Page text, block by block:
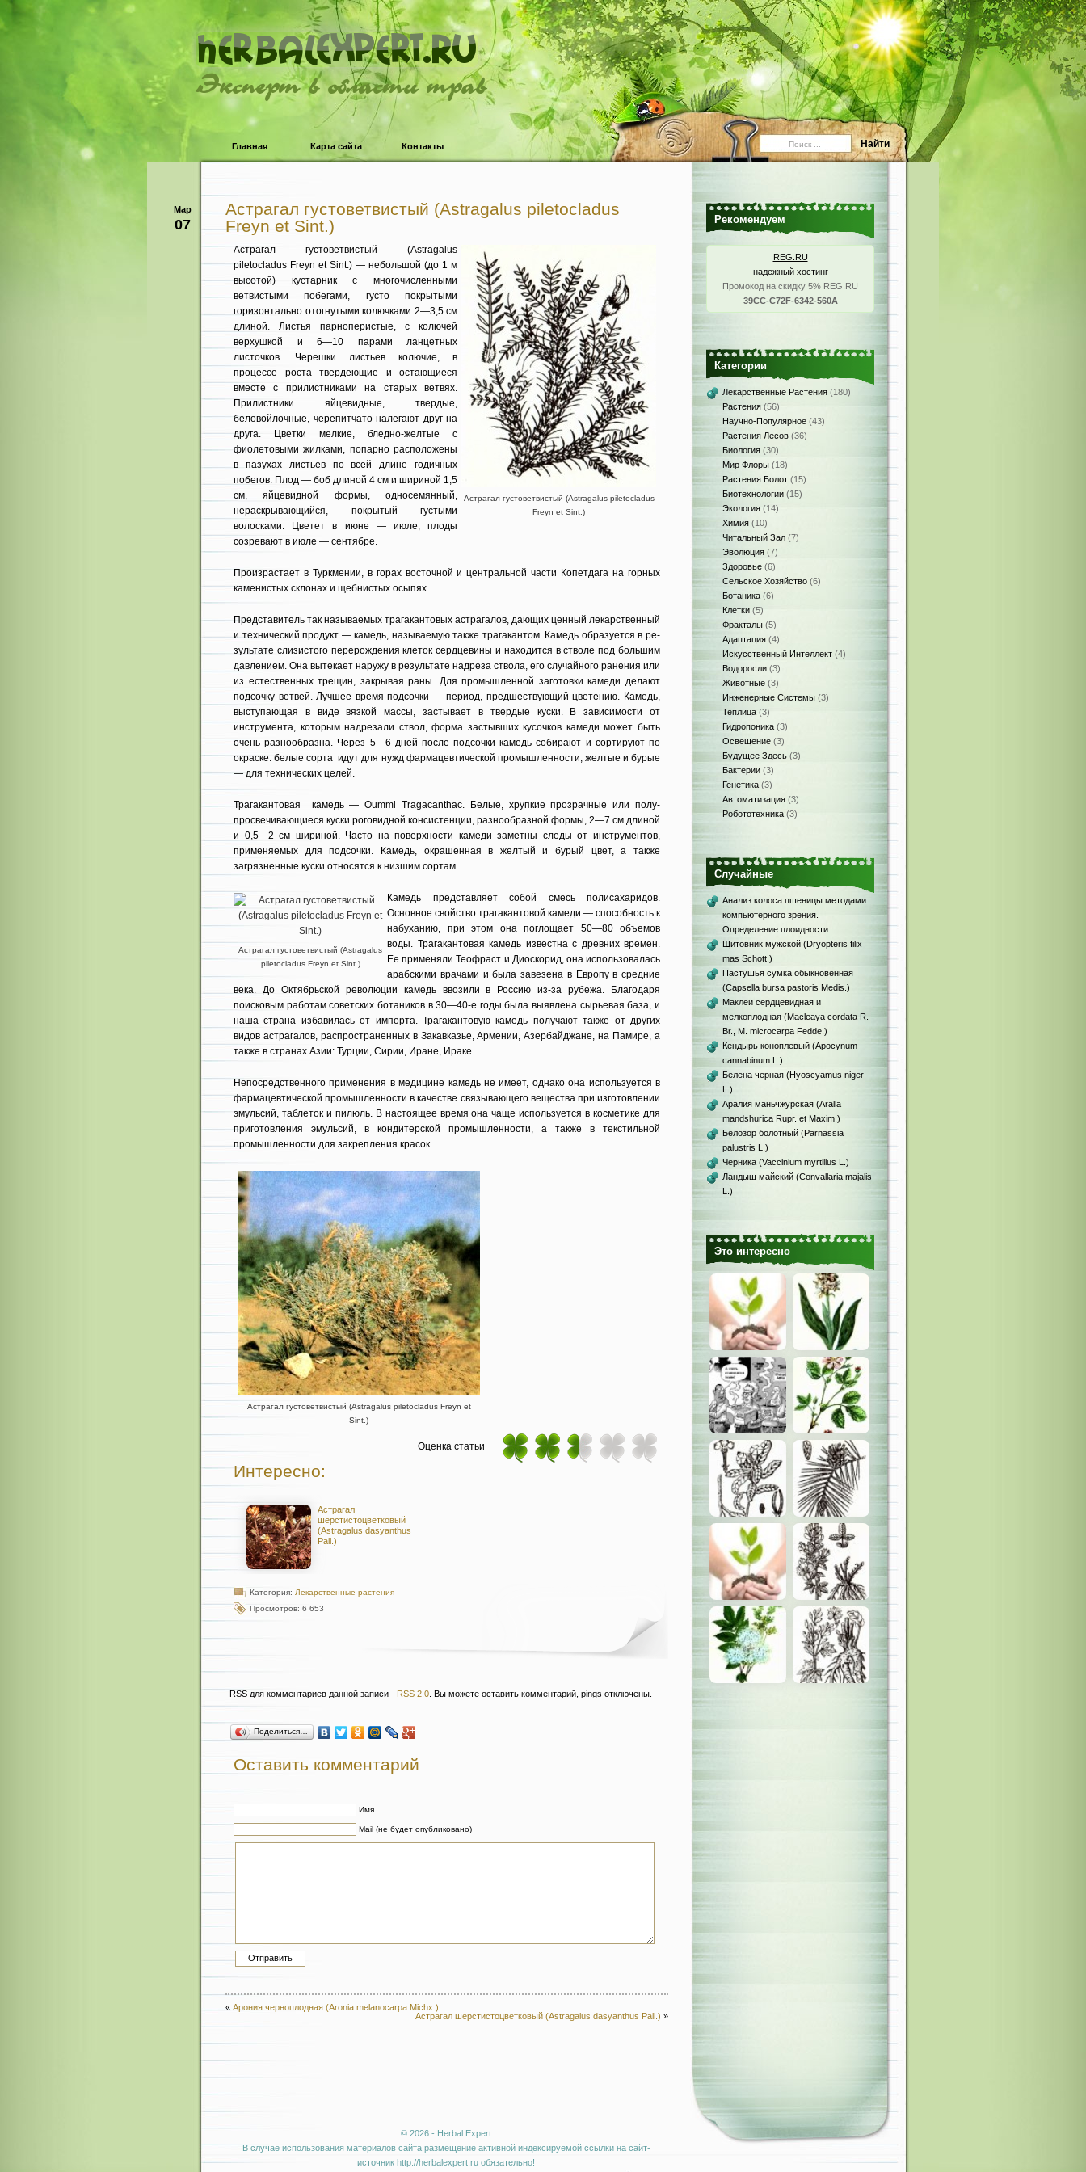
Эксперт в области трав
Главная Карта сайта Контакты
Мар
07
Астрагал густоветвистый (Astragalus piletocladus
Freyn et Sint.)
Астрагал густоветвистый (Astragalus piletocladus
Freyn et Sint.)
Астрагал густоветвистый (Astragalus
piletocladus Freyn et Sint.) — небольшой (до 1 м
высотой) кустарник с многочисленными
ветвистыми побега­ми, густо покрытыми
горизонтально отогнутыми колючками 2—3,5 см
дли­ной. Листья парноперистые, с колючей
верхушкой и 6—10 парами ланцетных
листочков. Черешки листьев колючие, в
процессе роста твердеющие и остаю­щиеся
вместе с прилистниками на ста­рых ветвях.
Прилистники яйцевидные, твердые,
беловойлочные, черепитчато налегают друг на
друга. Цветки мел­кие, бледно-желтые с
фиолетовыми жилками, попарно расположены
в па­зухах листьев по всей длине годичных
побегов. Плод — боб длиной 4 см и шириной 1,5
см, яйцевидной формы, односемянный,
нераскрывающийся, по­крытый густыми
волосками. Цветет в июне — июле, плоды
созревают в июле — сентябре.
Произрастает в Туркмении, в го­рах восточной и центральной части Копетдага на горных
каменистых скло­нах и щебнистых осыпях.
Представитель так называемых трагакантовых астрагалов, дающих ценный лекарственный
и технический продукт — камедь, называемую также трагакантом. Камедь образуется в ре­
зультате слизистого перерождения кле­ток сердцевины и находится в стволе под большим
давлением. Она вытекает наружу в результате надреза ствола, его случайного ранения или
из естест­венных трещин, закрывая раны. Для промышленной заготовки камеди де­лают
подсочку ветвей. Лучшее время подсочки — период, предшествующий цветению. Камедь,
выступающая в ви­де вязкой массы, застывает в твердые куски. В зависимости от
инструмента, которым надрезали ствол, форма зас­тывших кусочков камеди может быть
очень разнообразна. Через 5—6 дней после подсочки камедь собирают и сор­тируют по
окраске: белые сорта идут для нужд фармацевтической промыш­ленности, желтые и бурые
— для тех­нических целей.
Трагакантовая камедь — Oummi Tragacanthac. Белые, хрупкие прозрачные или полу­
просвечивающиеся куски роговидной консистенции, разнообразной формы, 2—7 см длиной
и 0,5—2 см шириной. Часто на поверхности камеди заметны следы от инструментов,
применяемых для подсочки. Камедь, окрашенная в желтый и бурый цвет, а также
загрязненные куски относятся к низ­шим сортам.
Астрагал густоветвистый (Astragalus
piletocladus Freyn et Sint.)
Камедь представляет собой смесь полисахаридов.
Основное свойство трагакантовой камеди — способность к
на­буханию, при этом она поглощает 50—80 объемов
воды. Трагакантовая камедь известна с древних времен.
Ее применяли Теофраст и Диоскорид, она использовалась
арабскими врачами и была завезена в Европу в сред­ние
века. До Октябрьской революции камедь ввозили в Россию из-за рубе­жа. Благодаря
поисковым работам со­ветских ботаников в 30—40-е годы бы­ла выявлена сырьевая база, и
наша страна избавилась от импорта. Трагакантовую камедь получают также от других
видов астрагалов, распростра­ненных в Закавказье, Армении, Азер­байджане, на Памире, а
также в странах Азии: Турции, Сирии, Иране, Ираке.
Непосредственного применения в медицине камедь не имеет, однако она используется в
фармацевтической про­мышленности в качестве связывающего вещества при изготовлении
эмульсий, таблеток и пилюль. В настоящее время она чаще используется в косметике для
приготовления эмульсий, в кондитер­ской промышленности, а также в текс­тильной
промышленности для за­крепления красок.
Астрагал густоветвистый (Astragalus piletocladus Freyn et
Sint.)
Оценка статьи
Интересно:
Астрагал
шерстистоцветковый
(Astragalus dasyanthus
Pall.)
Категория: Лекарственные растения
Просмотров: 6 653
RSS для комментариев данной записи - RSS 2.0 . Вы можете оставить комментарий, pings отключены.
Поделиться…
Оставить комментарий
Имя
Mail (не будет опубликовано)
« Арония черноплодная (Aronia melanocarpa Michx.)
Астрагал шерстистоцветковый (Astragalus dasyanthus Pall.) »
Рекомендуем
REG.RU
надежный хостинг
Промокод на скидку 5% REG.RU
39CC-C72F-6342-560A
Категории
Лекарственные Растения (180)
Растения (56)
Научно-Популярное (43)
Растения Лесов (36)
Биология (30)
Мир Флоры (18)
Растения Болот (15)
Биотехнологии (15)
Экология (14)
Химия (10)
Читальный Зал (7)
Эволюция (7)
Здоровье (6)
Сельское Хозяйство (6)
Ботаника (6)
Клетки (5)
Фракталы (5)
Адаптация (4)
Искусственный Интеллект (4)
Водоросли (3)
Животные (3)
Инженерные Системы (3)
Теплица (3)
Гидропоника (3)
Освещение (3)
Будущее Здесь (3)
Бактерии (3)
Генетика (3)
Автоматизация (3)
Робототехника (3)
Случайные
Анализ колоса пшеницы методами
компьютерного зрения.
Определение плоидности
Щитовник мужской (Dryopteris filix
mas Schott.)
Пастушья сумка обыкновенная
(Capsella bursa pastoris Medis.)
Маклеи сердцевидная и
мелкоплодная (Macleaya cordata R.
Br., M. microcarpa Fedde.)
Кендырь коноплевый (Apocynum
cannabinum L.)
Белена черная (Hyoscyamus niger
L.)
Аралия маньчжурская (Aralla
mandshurica Rupr. et Maxim.)
Белозор болотный (Parnassia
palustris L.)
Черника (Vaccinium myrtillus L.)
Ландыш майский (Convallaria majalis
L.)
Это интересно
© 2026 - Herbal Expert
В случае использования материалов сайта размещение активной индексируемой ссылки на сайт-
источник http://herbalexpert.ru обязательно!